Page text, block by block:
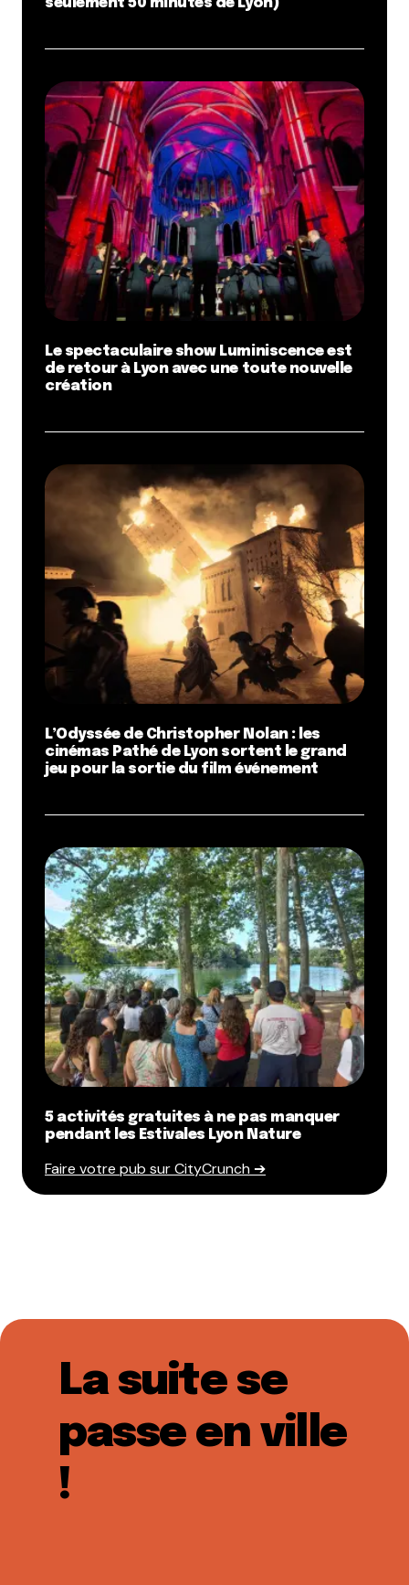
seulement 50 minutes de Lyon)
Le spectaculaire show Luminiscence est
de retour à Lyon avec une toute nouvelle
création
L’Odyssée de Christopher Nolan : les
cinémas Pathé de Lyon sortent le grand
jeu pour la sortie du film événement
5 activités gratuites à ne pas manquer
pendant les Estivales Lyon Nature
Faire votre pub sur CityCrunch ➔
La suite se
passe en ville
!